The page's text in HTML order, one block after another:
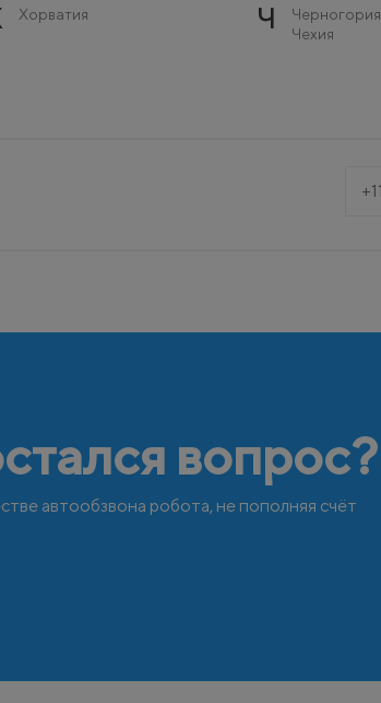
Хорватия Ч
Черногория
Чехия
вопрос?
автообзвона робота, не пополняя счёт